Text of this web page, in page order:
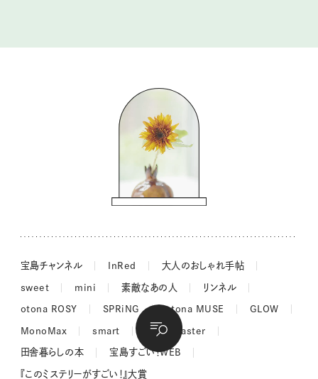
コウケンテツのヒトワザ巡り
ノーラのフィンランド旅気分
吉田羊さんの着物と12のアソビゴコロ
長谷川あかりさんの今週もお疲れ様つまみ
宝島チャンネル InRed 大人のおしゃれ手帖
sweet mini 素敵なあの人 リンネル
otona ROSY SPRiNG otona MUSE GLOW
MonoMax smart MonoMaster
田舎暮らしの本 宝島すごい！WEB
『このミステリーがすごい！』大賞